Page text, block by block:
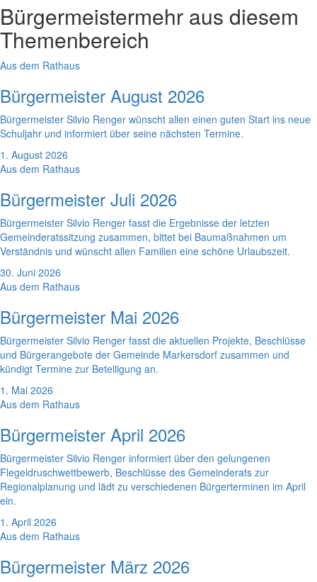
Bürgermeistermehr aus diesem
Themenbereich
Aus dem Rathaus
Bürgermeister August 2026
Bürgermeister Silvio Renger wünscht allen einen guten Start ins neue
Schuljahr und informiert über seine nächsten Termine.
1. August 2026
Aus dem Rathaus
Bürgermeister Juli 2026
Bürgermeister Silvio Renger fasst die Ergebnisse der letzten
Gemeinderatssitzung zusammen, bittet bei Baumaßnahmen um
Verständnis und wünscht allen Familien eine schöne Urlaubszeit.
30. Juni 2026
Aus dem Rathaus
Bürgermeister Mai 2026
Bürgermeister Silvio Renger fasst die aktuellen Projekte, Beschlüsse
und Bürgerangebote der Gemeinde Markersdorf zusammen und
kündigt Termine zur Beteiligung an.
1. Mai 2026
Aus dem Rathaus
Bürgermeister April 2026
Bürgermeister Silvio Renger informiert über den gelungenen
Flegeldruschwettbewerb, Beschlüsse des Gemeinderats zur
Regionalplanung und lädt zu verschiedenen Bürgerterminen im April
ein.
1. April 2026
Aus dem Rathaus
Bürgermeister März 2026